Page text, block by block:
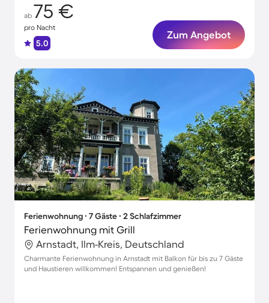
ab 75 €
pro Nacht
5.0
Zum Angebot
Ferienwohnung ∙ 7 Gäste ∙ 2 Schlafzimmer
Ferienwohnung mit Grill
Arnstadt, Ilm-Kreis, Deutschland
Charmante Ferienwohnung in Arnstadt mit Balkon für bis zu 7 Gäste
und Haustieren willkommen! Entspannen und genießen!